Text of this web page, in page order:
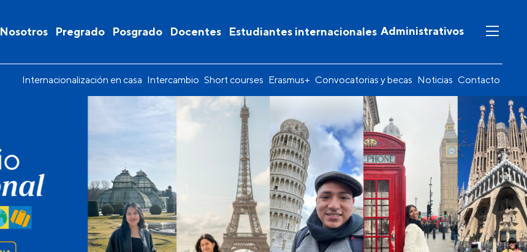
Nosotros Pregrado Posgrado Docentes Estudiantes internacionales Administrativos
Internacionalización en casa Intercambio Short courses Erasmus+ Convocatorias y becas Noticias Contacto